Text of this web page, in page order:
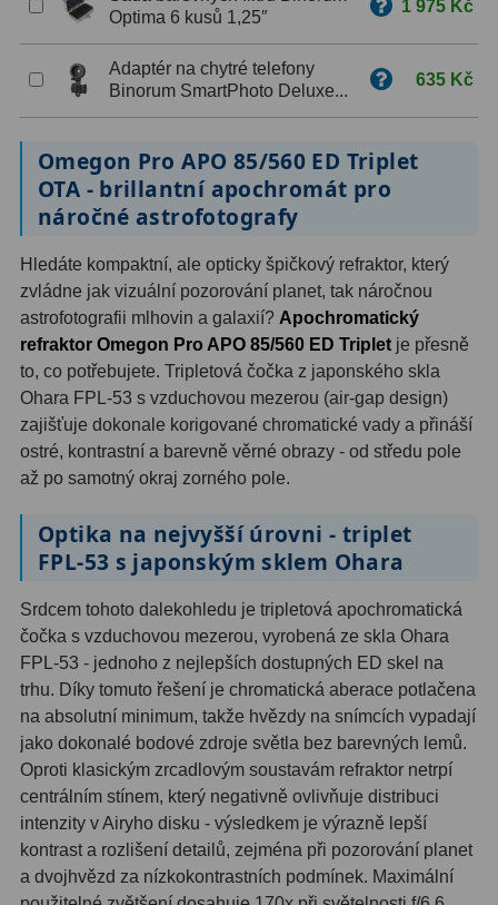
Širokopásmové13
OIII 9
SII2
Planetární2
Barevné66
Barlow čočky65
Barlow 2x38
Barlow 3x12
Barlow 4x3
Převracecí4
Hledáčky 28
Optické hledáčky15
Red Dot hledáčky6
Sluneční hledáčky3
Úchyty a držáky hledáčků4
Příslušenství54
Optima 6 kusů 1,25″
1 975 Kč
Adaptér na chytré telefony
Binorum SmartPhoto Deluxe...
635 Kč
Omegon Pro APO 85/560 ED Triplet
OTA - brillantní apochromát pro
náročné astrofotografy
Hledáte kompaktní, ale opticky špičkový refraktor, který
zvládne jak vizuální pozorování planet, tak náročnou
astrofotografii mlhovin a galaxií? Apochromatický
refraktor Omegon Pro APO 85/560 ED Triplet je přesně
to, co potřebujete. Tripletová čočka z japonského skla
Ohara FPL-53 s vzduchovou mezerou (air-gap design)
zajišťuje dokonale korigované chromatické vady a přináší
ostré, kontrastní a barevně věrné obrazy - od středu pole
až po samotný okraj zorného pole.
Optika na nejvyšší úrovni - triplet
FPL-53 s japonským sklem Ohara
Srdcem tohoto dalekohledu je tripletová apochromatická
čočka s vzduchovou mezerou, vyrobená ze skla Ohara
FPL-53 - jednoho z nejlepších dostupných ED skel na
trhu. Díky tomuto řešení je chromatická aberace potlačena
na absolutní minimum, takže hvězdy na snímcích vypadají
jako dokonalé bodové zdroje světla bez barevných lemů.
Oproti klasickým zrcadlovým soustavám refraktor netrpí
centrálním stínem, který negativně ovlivňuje distribuci
intenzity v Airyho disku - výsledkem je výrazně lepší
kontrast a rozlišení detailů, zejména při pozorování planet
a dvojhvězd za nízkokontrastních podmínek. Maximální